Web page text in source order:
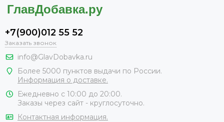
+7(900)012 55 52
Заказать звонок
info@GlavDobavka.ru
Более 5000 пунктов выдачи по России.
Информация о доставке.
Ежедневно с 10:00 до 20:00.
Заказы через сайт - круглосуточно.
Контактная информация.